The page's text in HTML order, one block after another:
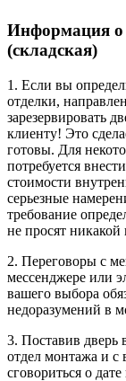
Информация о
(складская)
1. Если вы
отделки,
зарезервировать
клиенту! Это
готовы. Для
потребуется
стоимости
серьезные
требование
не просят никакой
2. Переговоры с
мессенджере или
вашего выбора
недоразумений в
3. Поставив дверь
отдел монтажа и с
сговориться о